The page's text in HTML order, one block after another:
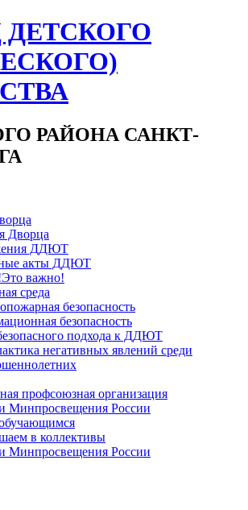
ДЕТСКОГО
РАЙОНА САНКТ-
Дворца
ДДЮТ
акты ДДЮТ
Это важно!
среда
безопасность
безопасность
подхода к ДДЮТ
негативных явлений среди
профсоюзная организация
Минпросвещения России
в коллективы
Минпросвещения России